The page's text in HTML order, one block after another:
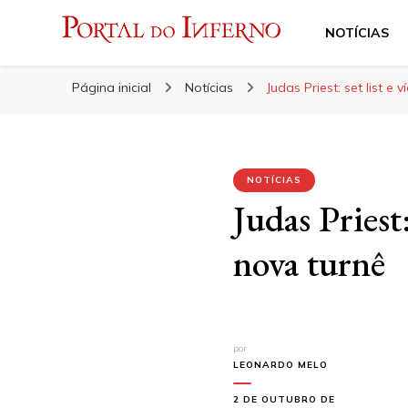
Portal do Inferno
NOTÍCIAS
Página inicial Notícias Judas Priest: set list e
NOTÍCIAS
Judas
nova turnê
por
LEONARDO MELO
2 DE OUTUBRO DE